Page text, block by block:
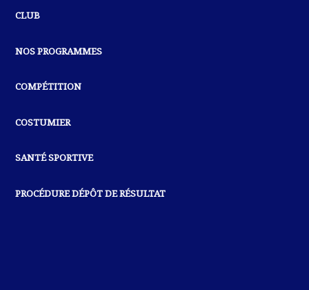
CLUB
NOS PROGRAMMES
COMPÉTITION
COSTUMIER
SANTÉ SPORTIVE
PROCÉDURE DÉPÔT DE RÉSULTAT